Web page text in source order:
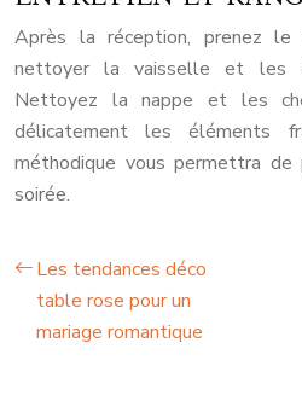
Après la réception, prenez
nettoyer la vaisselle et les
Nettoyez la nappe et les
délicatement les éléments
méthodique vous permettra
soirée.
Les tendances déco
table rose pour un
mariage romantique